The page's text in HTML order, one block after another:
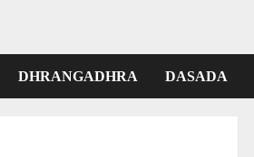
DHRANGADHRA DASADA